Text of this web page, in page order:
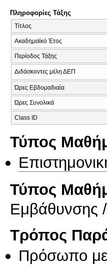
Πληροφορίες Τάξης
Τίτλος
Ακαδημαϊκό Έτος
Περίοδος Τάξης
Διδάσκοντες μέλη ΔΕΠ
Ώρες Εβδομαδιαία
Ώρες Συνολικά
Class ID
Τύπος
Τύπος
Εμβάθυνσης
Τρόπος
Πρόσωπο